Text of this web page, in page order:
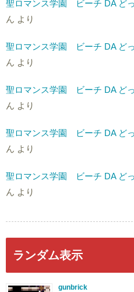
聖ロマンス学園 ビーチ DA ど
ん より
聖ロマンス学園 ビーチ DA ど
ん より
聖ロマンス学園 ビーチ DA ど
ん より
聖ロマンス学園 ビーチ DA ど
ん より
聖ロマンス学園 ビーチ DA ど
ん より
ランダム表示
gunbrick